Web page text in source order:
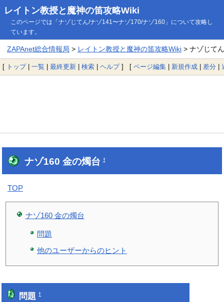
レイトン教授と魔神の笛攻略Wiki
このページでは「ナゾじてん/ナゾ141〜ナゾ170/ナゾ160」について攻略し
ています。
ZAPAnet総合情報局 > レイトン教授と魔神の笛攻略Wiki> ナゾじて
[ トップ| 一覧 | 最終更新 | 検索 | ヘルプ] [ ページ編集 | 新規作成 | 差分 |
ナゾ160 金の燭台†
TOP
ナゾ160 金の燭台
問題
他のユーザーからのヒント
問題†